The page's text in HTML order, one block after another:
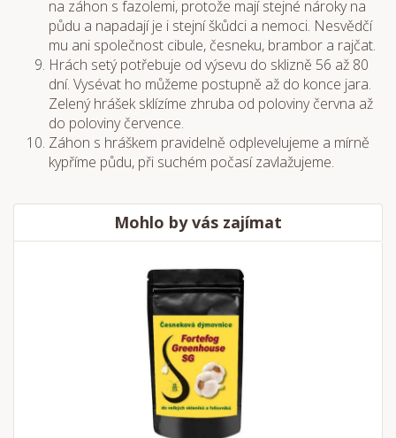
na záhon s fazolemi, protože mají stejné nároky na
půdu a napadají je i stejní škůdci a nemoci. Nesvědčí
mu ani společnost cibule, česneku, brambor a rajčat.
Hrách setý potřebuje od výsevu do sklizně 56 až 80
dní. Vysévat ho můžeme postupně až do konce jara.
Zelený hrášek sklízíme zhruba od poloviny června až
do poloviny července.
Záhon s hráškem pravidelně odplevelujeme a mírně
kypříme půdu, při suchém počasí zavlažujeme.
Mohlo by vás zajímat